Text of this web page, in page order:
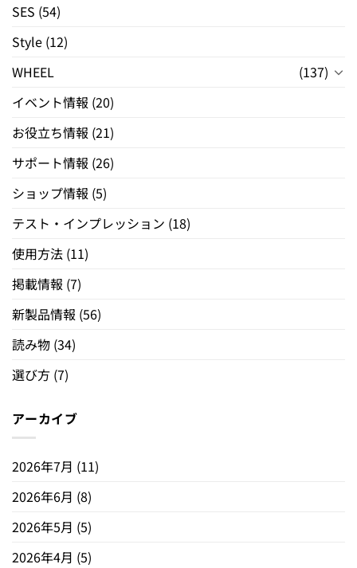
SES (54)
Style (12)
WHEEL
(137)
イベント情報 (20)
お役立ち情報 (21)
サポート情報 (26)
ショップ情報 (5)
テスト・インプレッション (18)
使用方法 (11)
掲載情報 (7)
新製品情報 (56)
読み物 (34)
選び方 (7)
アーカイブ
2026年7月 (11)
2026年6月 (8)
2026年5月 (5)
2026年4月 (5)